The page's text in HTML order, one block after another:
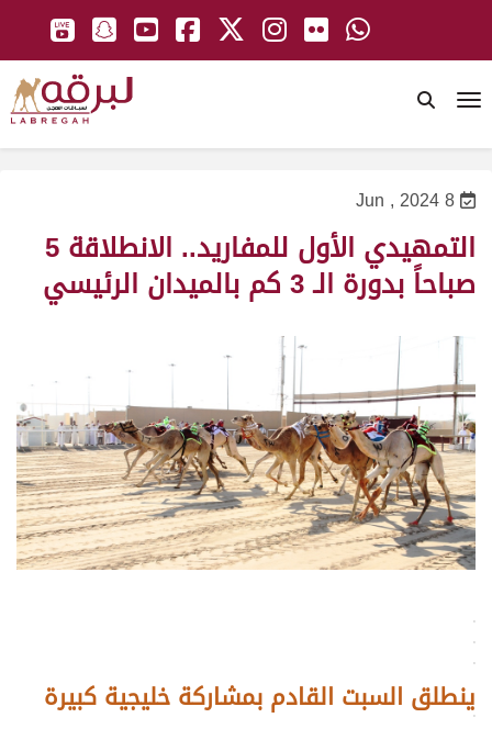
8 Jun , 2024
التمهيدي الأول للمفاريد.. الانطلاقة 5
صباحاً بدورة الـ 3 كم بالميدان الرئيسي
>
>
>
ينطلق السبت القادم بمشاركة خليجية كبيرة>